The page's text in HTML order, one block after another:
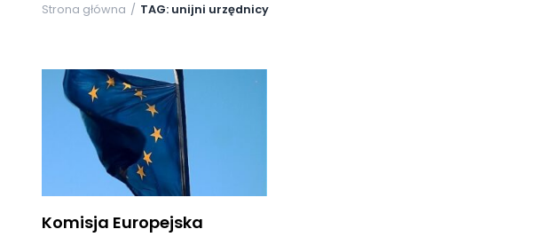
Strona główna TAG: unijni urzędnicy
Komisja Europejska